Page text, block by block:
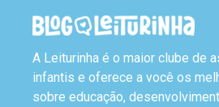
A Leiturinha é o maior clube de
infantis e oferece a você os
sobre educação,